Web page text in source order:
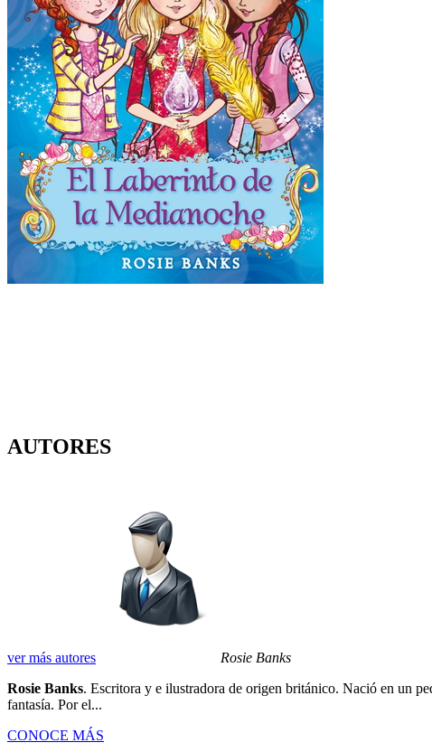
AUTORES
ver más autores
Rosie Banks
Rosie Banks. Escritora y e ilustradora de origen británico. Nació en un
fantasía. Por el...
CONOCE MÁS